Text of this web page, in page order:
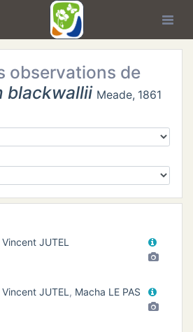
observations de
blackwallii Meade, 1861
Vincent JUTEL
Vincent JUTEL , Macha LE PAS